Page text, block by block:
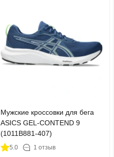
Мужские кроссовки для бега
ASICS GEL-CONTEND 9
(1011B881-407)
5.0 1 отзыв